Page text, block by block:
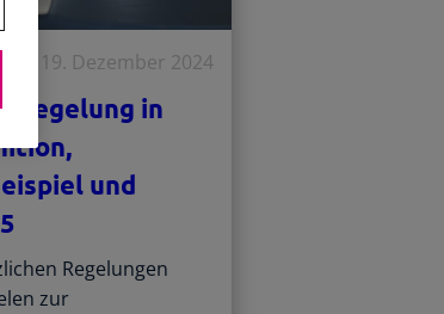
19. Dezember 2024
in
und
Regelungen
zur